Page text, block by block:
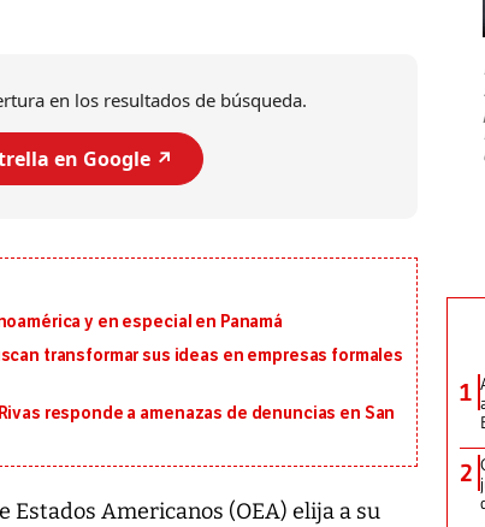
en los resultados de búsqueda.
en Google ↗️
y en especial en Panamá
transformar sus ideas en empresas formales
responde a amenazas de denuncias en San
Estados Americanos (OEA) elija a su
emergencia de gran...
1
2